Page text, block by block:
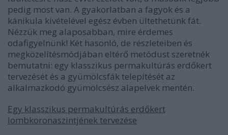
pedig most van. A gyakorlatban a fagyok és a
kánikula kivételével egész évben ültethetünk fát.
Nézzük meg alaposabban, mire érdemes
odafigyelnünk! Két hasonló, de részleteiben és
megközelítésmódjában eltérő metódust szeretnék
bemutatni: egy klasszikus permakultúrás erdőkert
tervezését és a gyümölcsfák telepítését az
alkalmazkodó gyümölcsész alapelvek mentén.
Egy klasszikus permakultúrás erdőkert
lombkoronaszintjének tervezése